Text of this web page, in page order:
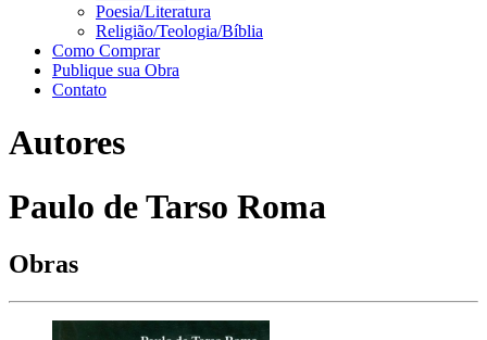
Poesia/Literatura
Religião/Teologia/Bíblia
Como Comprar
Publique sua Obra
Contato
Autores
Paulo de Tarso Roma
Obras